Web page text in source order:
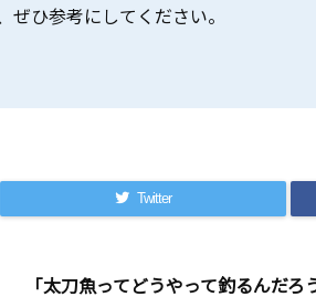
ぜひ参考にしてください。
Twitter
「太刀魚ってどうやって釣るんだ